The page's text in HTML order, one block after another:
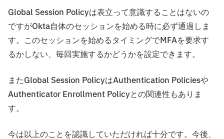
Global Session Policyは表立って意識することはないの
ですがOkta自体のセッションを始める時に必ず通過しま
す。このセッションを始めるタイミングでMFAを要求す
るかしない、毎回実施するかどうかを設定できます。
またGlobal Session PolicyはAuthentication Policiesや
Authenticator Enrollment Policyとの関連性もありま
す。
今は以上のことを認識していただければ十分です。今後、